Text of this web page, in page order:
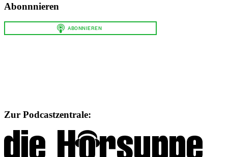
Abonnnieren
Zur Podcastzentrale: